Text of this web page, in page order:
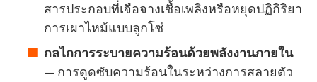
สารประกอบที่เจือจางเชื้อเพลิงหรือหยุดปฏิกิริยา
การเผาไหม้แบบลูกโซ่
กลไกการระบายความร้อนด้วยพลังงานภายใน
— การดูดซับความร้อนในระหว่างการสลายตัว